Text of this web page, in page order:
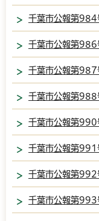
千葉市公報第984
千葉市公報第986
千葉市公報第987
千葉市公報第988
千葉市公報第990
千葉市公報第991
千葉市公報第992
千葉市公報第993